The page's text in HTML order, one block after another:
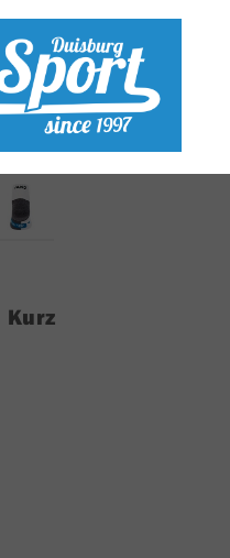
ablehnen
Infos
Impressum